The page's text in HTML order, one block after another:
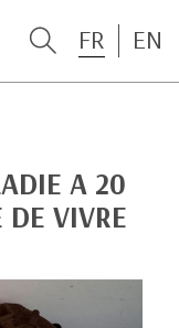
FR EN
A 20
VIVRE